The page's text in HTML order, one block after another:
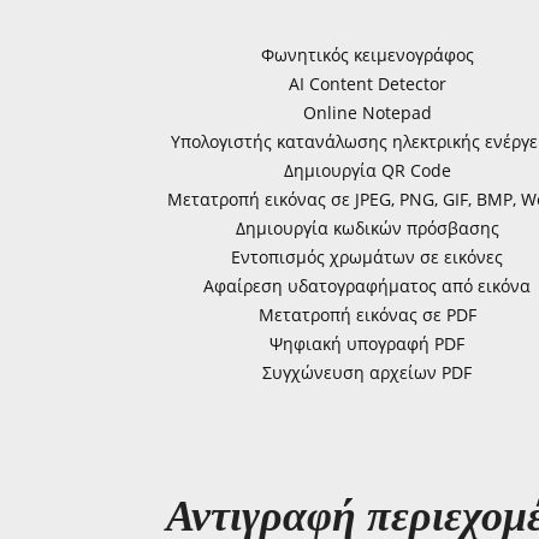
Φωνητικός κειμενογράφος
AI Content Detector
Online Notepad
Υπολογιστής κατανάλωσης ηλεκτρικής
Δημιουργία QR Code
Μετατροπή εικόνας σε JPEG, PNG, GIF, BMP,
Δημιουργία κωδικών πρόσβασης
Εντοπισμός χρωμάτων σε εικόνες
Αφαίρεση υδατογραφήματος από εικόνα
Μετατροπή εικόνας σε PDF
Ψηφιακή υπογραφή PDF
Συγχώνευση αρχείων PDF
Αντιγραφή